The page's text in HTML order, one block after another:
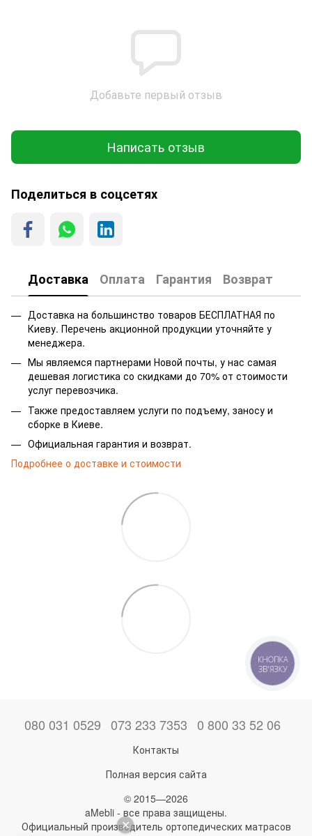
Добавьте первый отзыв
Написать отзыв
Поделиться в соцсетях
Доставка Оплата Гарантия Возврат
Доставка на большинство товаров БЕСПЛАТНАЯ по
Киеву. Перечень акционной продукции уточняйте у
менеджера.
Мы являемся партнерами Новой почты, у нас самая
дешевая логистика со скидками до 70% от стоимости
услуг перевозчика.
Также предоставляем услуги по подъему, заносу и
сборке в Киеве.
Официальная гарантия и возврат.
Подробнее о доставке и стоимости
080 031 0529 073 233 7353 0 800 33 52 06
Контакты
Полная версия сайта
© 2015—2026
aMebli - все права защищены.
Официальный производитель ортопедических матрасов
КНОПКА
ЗВ'ЯЗКУ